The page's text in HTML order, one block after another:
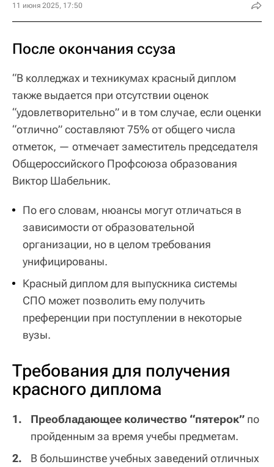
11 июня 2025, 17:50
После окончания ссуза
“В колледжах и техникумах красный диплом
также выдается при отсутствии оценок
“удовлетворительно” и в том случае, если оценки
“отлично” составляют 75% от общего числа
отметок, — отмечает заместитель председателя
Общероссийского Профсоюза образования
Виктор Шабельник.
По его словам, нюансы могут отличаться в
зависимости от образовательной
организации, но в целом требования
унифицированы.
Красный диплом для выпускника системы
СПО может позволить ему получить
преференции при поступлении в некоторые
вузы.
Требования для получения
красного диплома
Преобладающее количество “пятерок” по
пройденным за время учебы предметам.
В большинстве учебных заведений отличных